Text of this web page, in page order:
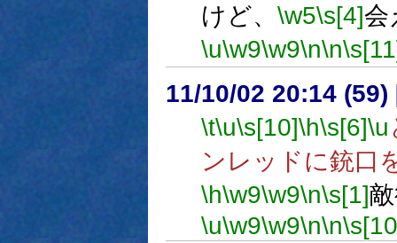
けど、 \w5\s[4]会
\u\w9\w9\n\n
11/10/02 20:14 (59)
\t\u\s[10]\h\s[6]\u
ンレッドに銃口
\h\w9\w9\n\s[1]
\u\w9\w9\n\n